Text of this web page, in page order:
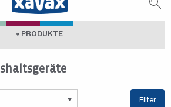
« PRODUKTE
Filter